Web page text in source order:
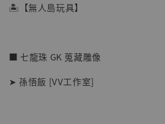
🏝【無人島玩具】
■ 七龍珠 GK 蒐藏雕像
➤ 孫悟飯 [VV工作室]